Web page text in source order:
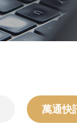
萬通快